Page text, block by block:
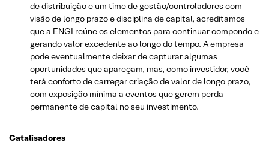
de distribuição e um time de gestão/controladores com
visão de longo prazo e disciplina de capital, acreditamos
que a ENGI reúne os elementos para continuar compondo e
gerando valor excedente ao longo do tempo. A empresa
pode eventualmente deixar de capturar algumas
oportunidades que apareçam, mas, como investidor, você
terá conforto de carregar criação de valor de longo prazo,
com exposição mínima a eventos que gerem perda
permanente de capital no seu investimento.
Catalisadores